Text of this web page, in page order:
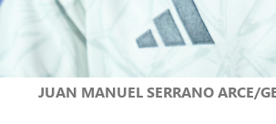
JUAN MANUEL SERRANO ARCE/